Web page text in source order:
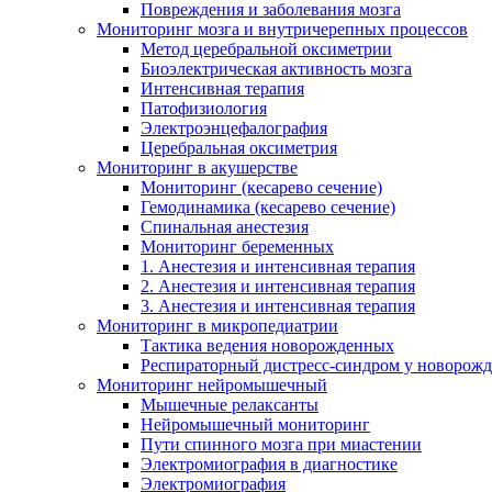
Повреждения и заболевания мозга
Мониторинг мозга и внутричерепных процессов
Метод церебральной оксиметрии
Биоэлектрическая активность мозга
Интенсивная терапия
Патофизиология
Электроэнцефалография
Церебральная оксиметрия
Мониторинг в акушерстве
Мониторинг (кесарево сечение)
Гемодинамика (кесарево сечение)
Спинальная анестезия
Мониторинг беременных
1. Анестезия и интенсивная терапия
2. Анестезия и интенсивная терапия
3. Анестезия и интенсивная терапия
Мониторинг в микропедиатрии
Тактика ведения новорожденных
Респираторный дистресс-синдром у
Мониторинг нейромышечный
Мышечные релаксанты
Нейромышечный мониторинг
Пути спинного мозга при миастении
Электромиография в диагностике
Электромиография